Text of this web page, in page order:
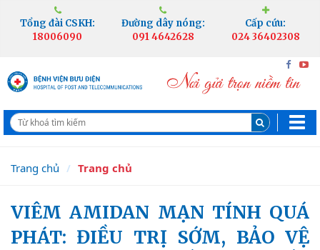
Tổng đài CSKH:
18006090
Đường dây nóng:
091 4642628
Cấp cứu:
024 36402308
Trang chủ Trang chủ
VIÊM AMIDAN MẠN TÍNH QUÁ
PHÁT: ĐIỀU TRỊ SỚM, BẢO VỆ